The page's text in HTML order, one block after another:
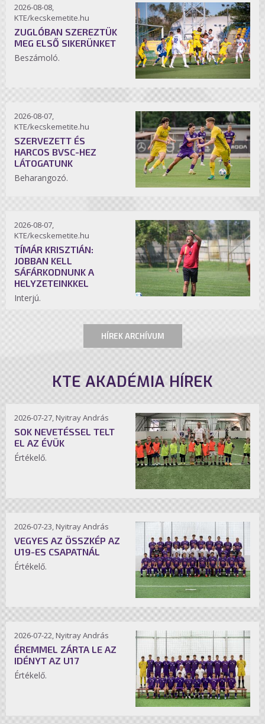
2026-08-08,
KTE/kecskemetite.hu
ZUGLÓBAN SZEREZTÜK
MEG ELSŐ SIKERÜNKET
Beszámoló.
2026-08-07,
KTE/kecskemetite.hu
SZERVEZETT ÉS
HARCOS BVSC-HEZ
LÁTOGATUNK
Beharangozó.
2026-08-07,
KTE/kecskemetite.hu
TÍMÁR KRISZTIÁN:
JOBBAN KELL
SÁFÁRKODNUNK A
HELYZETEINKKEL
Interjú.
HÍREK ARCHÍVUM
KTE AKADÉMIA HÍREK
2026-07-27, Nyitray András
SOK NEVETÉSSEL TELT
EL AZ ÉVÜK
Értékelő.
2026-07-23, Nyitray András
VEGYES AZ ÖSSZKÉP AZ
U19-ES CSAPATNÁL
Értékelő.
2026-07-22, Nyitray András
ÉREMMEL ZÁRTA LE AZ
IDÉNYT AZ U17
Értékelő.